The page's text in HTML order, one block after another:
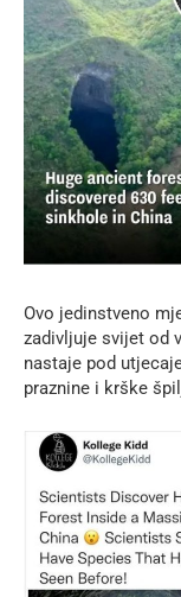
Ovo jedinstveno
zadivljuje svijet od
nastaje pod
praznine i krške